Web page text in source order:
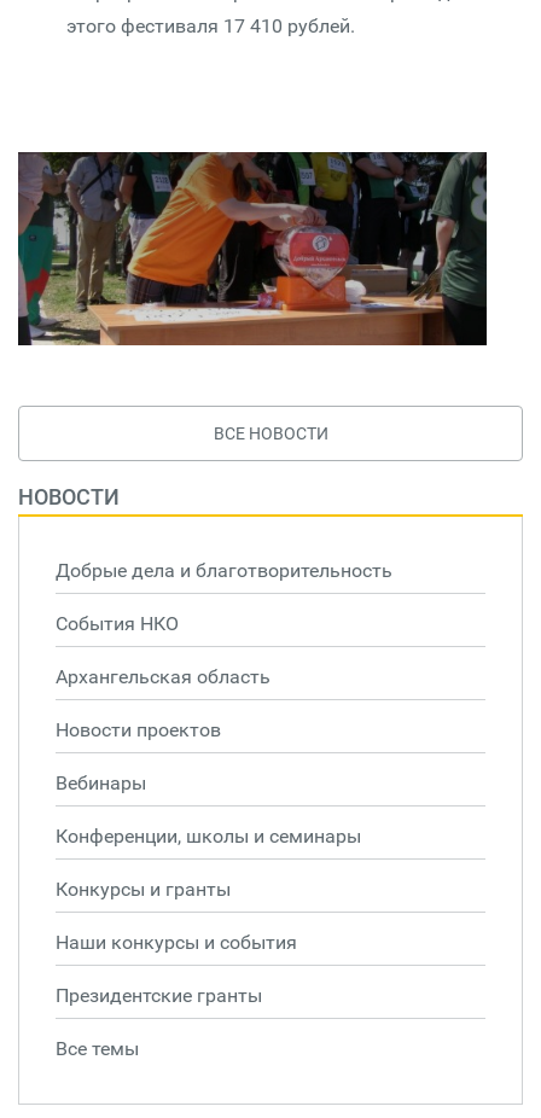
этого фестиваля 17 410 рублей.
ВСЕ НОВОСТИ
НОВОСТИ
Добрые дела и благотворительность
События НКО
Архангельская область
Новости проектов
Вебинары
Конференции, школы и семинары
Конкурсы и гранты
Наши конкурсы и события
Президентские гранты
Все темы